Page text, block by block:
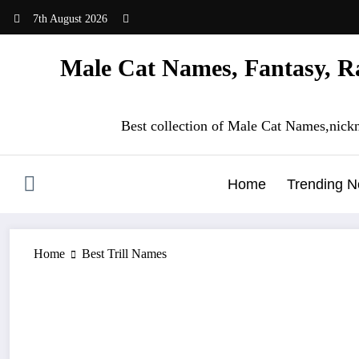
7th August 2026
Male Cat Names, Fantasy,
Best collection of Male Cat
Home Trending
Home Best Trill Names